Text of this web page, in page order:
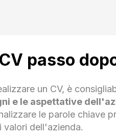
passo
un CV, è
e le aspettative
le parole chiave
valori dell'azienda.